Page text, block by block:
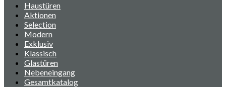
Haustüren
Aktionen
Selection
Modern
Exklusiv
Klassisch
Glastüren
Nebeneingang
Gesamtkatalog